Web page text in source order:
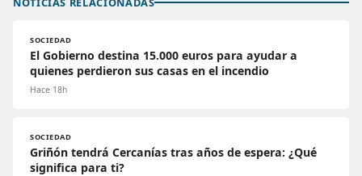
SOCIEDAD
El Gobierno destina 15.000 euros para ayudar a
quienes perdieron sus casas en el incendio
Hace 18h
SOCIEDAD
Griñón tendrá Cercanías tras años de espera: ¿Qué
significa para ti?